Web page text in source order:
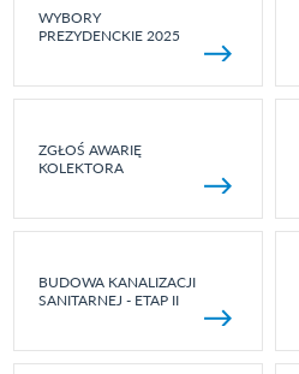
WYBORY
PREZYDENCKIE 2025
ZGŁOŚ AWARIĘ
KOLEKTORA
BUDOWA KANALIZACJI
SANITARNEJ - ETAP II